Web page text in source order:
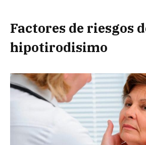
Factores de riesgos
hipotirodisimo